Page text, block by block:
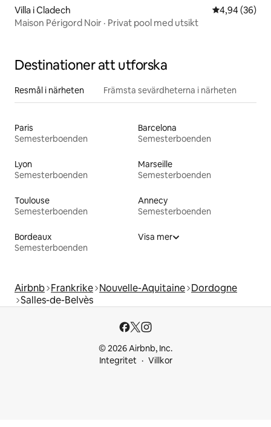
Villa i Cladech 4,94 av 5 i
4,94 (36)
Maison Périgord Noir · Privat pool med utsikt
Destinationer att utforska
Resmål i närheten Främsta sevärdheterna i närheten
Paris
Semesterboenden
Barcelona
Semesterboenden
Lyon
Semesterboenden
Marseille
Semesterboenden
Toulouse
Semesterboenden
Annecy
Semesterboenden
Bordeaux
Semesterboenden
Visa mer
Airbnb Frankrike Nouvelle-Aquitaine Dordogne
Salles-de-Belvès
© 2026 Airbnb, Inc.
Integritet
Villkor